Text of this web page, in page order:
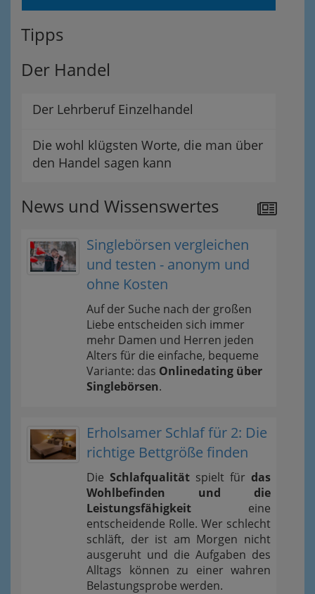
Tipps
Der Handel
Der Lehrberuf Einzelhandel
Die wohl klügsten Worte, die man über
den Handel sagen kann
News und Wissenswertes
Singlebörsen vergleichen
und testen - anonym und
ohne Kosten
Auf der Suche nach der großen
Liebe entscheiden sich immer
mehr Damen und Herren jeden
Alters für die einfache, bequeme
Variante: das Onlinedating über
Singlebörsen.
Erholsamer Schlaf für 2: Die
richtige Bettgröße finden
Die Schlafqualität spielt für das
Wohlbefinden und die
Leistungsfähigkeit eine
entscheidende Rolle. Wer schlecht
schläft, der ist am Morgen nicht
ausgeruht und die Aufgaben des
Alltags können zu einer wahren
Belastungsprobe werden.